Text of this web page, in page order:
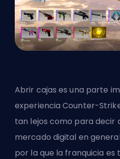
Abrir cajas es una parte
experiencia Counter-
tan lejos como para decir
mercado digital en
por la que la franquicia es